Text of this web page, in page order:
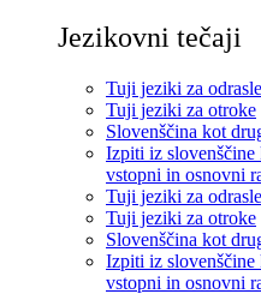
Jezikovni tečaji
Tuji jeziki za odrasle
Tuji jeziki za otroke
Slovenščina kot
Izpiti iz slovenščine
vstopni in osnovni
Tuji jeziki za odrasle
Tuji jeziki za otroke
Slovenščina kot
Izpiti iz slovenščine
vstopni in osnovni